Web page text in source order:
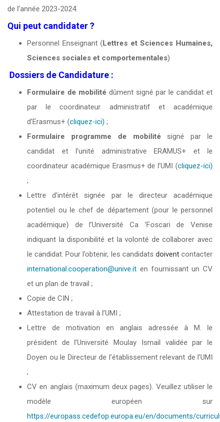
de l’année 2023-2024.
Qui peut candidater ?
Personnel Enseignant (Lettres et Sciences Humaines,
Sciences sociales et comportementales)
Dossiers de Candidature :
Formulaire de mobilité dûment signé par le candidat et
par le coordinateur administratif et académique
d’Erasmus+ (cliquez-ici) ;
Formulaire programme de mobilité signé par le
candidat et l’unité administrative ERAMUS+ et le
coordinateur académique Erasmus+ de l’UMI (cliquez-ici)
;
Lettre d’intérêt signée par le directeur académique
potentiel ou le chef de département (pour le personnel
académique) de l’Université Ca ’Foscari de Venise
indiquant la disponibilité et la volonté de collaborer avec
le candidat. Pour l’obtenir, les candidats doiventcontacter
international.cooperation@unive.it en fournissant un CV
et un plan de travail ;
Copie de CIN ;
Attestation de travail à l’UMI ;
Lettre de motivation en anglais adressée à M. le
président de l’Université Moulay Ismail validée par le
Doyen ou le Directeur de l’établissement relevant de l’UMI
;
CV en anglais (maximum deux pages). Veuillez utiliser le
modèle européen sur
https://europass.cedefop.europa.eu/en/documents/